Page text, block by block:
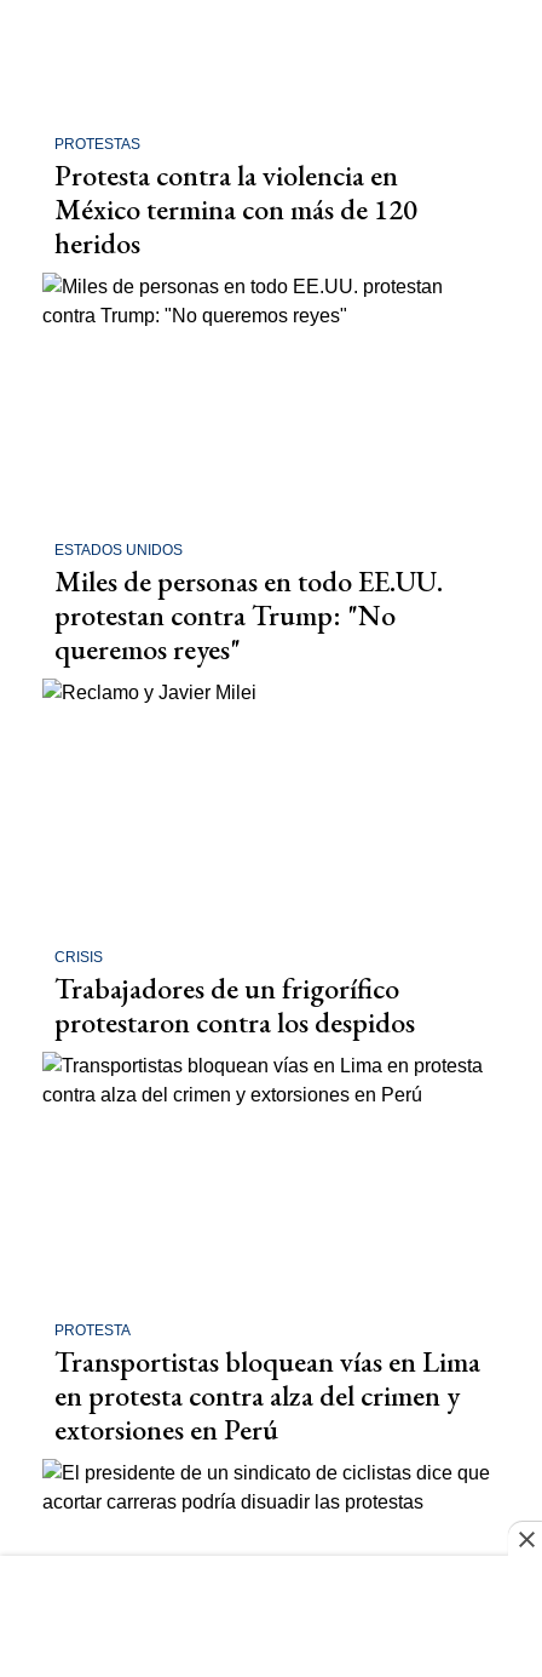
PROTESTAS
Protesta contra la violencia en
México termina con más de 120
heridos
ESTADOS UNIDOS
Miles de personas en todo EE.UU.
protestan contra Trump: "No
queremos reyes"
CRISIS
Trabajadores de un frigorífico
protestaron contra los despidos
PROTESTA
Transportistas bloquean vías en Lima
en protesta contra alza del crimen y
extorsiones en Perú